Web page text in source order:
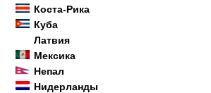
Коста-Рика
Куба
Латвия
Мексика
Непал
Нидерланды